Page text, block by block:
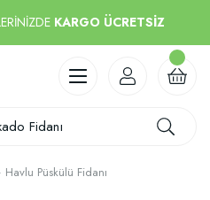
KARGO ÜCRETSİZ
Havlu Püskülü Fidanı